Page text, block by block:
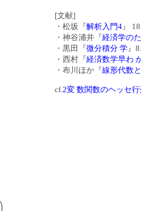
[文献]
・松坂『解析入門4』
・神谷浦井『経済学の
・黒田『微分積分 学』
・西村『経済数学早わ
・布川ほか『線形代数
cf.2変 数関数のヘッセ